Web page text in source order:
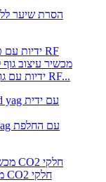
הסרת שיער
שדרוג חדש 6500W 5 ידיות עם גוף טכנולוגיית RF...
מכשיר מקצועי להסרת צלקות בלייזר CO2 חלקי